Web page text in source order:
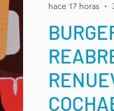
hace 17 horas